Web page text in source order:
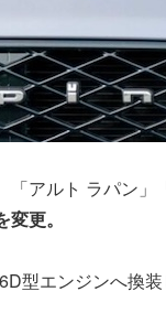
「アルト ラパン」
更。
型エンジンへ換